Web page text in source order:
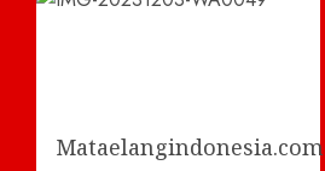
Mataelangindonesia.com